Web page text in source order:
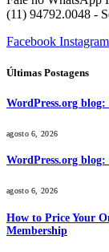
(11) 94792.0048 -
Facebook Instagram
Últimas Postagens
WordPress.org blog:
agosto 6, 2026
WordPress.org blog:
agosto 6, 2026
How to Price Your
Membership